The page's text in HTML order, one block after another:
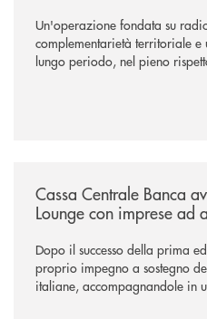
Un'operazione fondata su
complementarietà territoriale
lungo periodo, nel pieno
negoziazione esclusiva per
Cassa Centrale Banca
Lounge con imprese ad
Dopo il successo della prima
proprio impegno a sostegno
italiane, accompagnandole in